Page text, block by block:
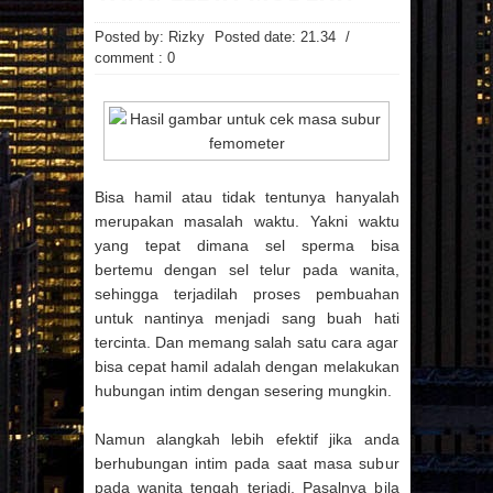
MANFAAT MAJU
MASAKAN
MINUMAN
OTOMOTIF
PAKAIAN
PEMBANGUNAN
PROPERTI
RESATURANT
RESEP
RESEP MASAKAN
RESTAURANT
SMARTPHONE
TEKNOLOGI
TIPS
TRAVEL
VIDEO
Arsip Blog
► 2026 (7) (17)
► 2024 (22) ► 2023 (21)
► 2022 (1) ► 2021 (3)
► 2020 (29)
▼ 2019 (123)
► NOVEMBER (10)
OKTOBER
(50)
Posted by: Rizky Posted date: 21.34
/
comment : 0
Bisa hamil atau tidak tentunya hanyalah
merupakan masalah waktu. Yakni waktu
yang tepat dimana sel sperma bisa
bertemu dengan sel telur pada wanita,
sehingga terjadilah proses pembuahan
untuk nantinya menjadi sang buah hati
tercinta. Dan memang salah satu cara agar
bisa cepat hamil adalah dengan melakukan
hubungan intim dengan sesering mungkin.
Namun alangkah lebih efektif jika anda
berhubungan intim pada saat masa subur
pada wanita tengah terjadi. Pasalnya bila